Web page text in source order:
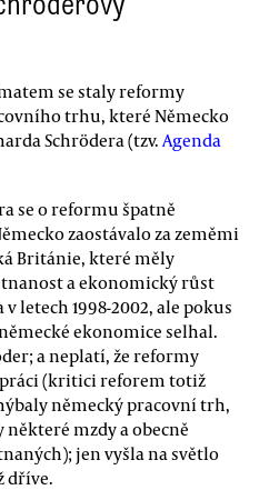
se staly reformy
trhu, které Německo
Schrödera (tzv.Agenda
se o reformu špatně
zaostávalo za zeměmi
Británie, které měly
a ekonomický růst
letech 1998-2002, ale pokus
ekonomice selhal.
a neplatí, že reformy
(kritici reforem totiž
německý pracovní trh,
mzdy a obecně
jen vyšla na světlo
dříve.